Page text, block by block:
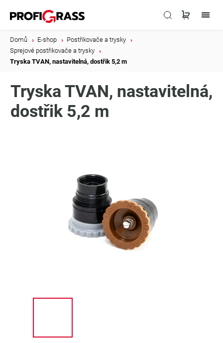
Domů E-shop Postřikovače a trysky
Sprejové postřikovače a trysky
Tryska TVAN, nastavitelná, dostřik 5,2 m
Tryska TVAN, nastavitelná,
dostřik 5,2 m